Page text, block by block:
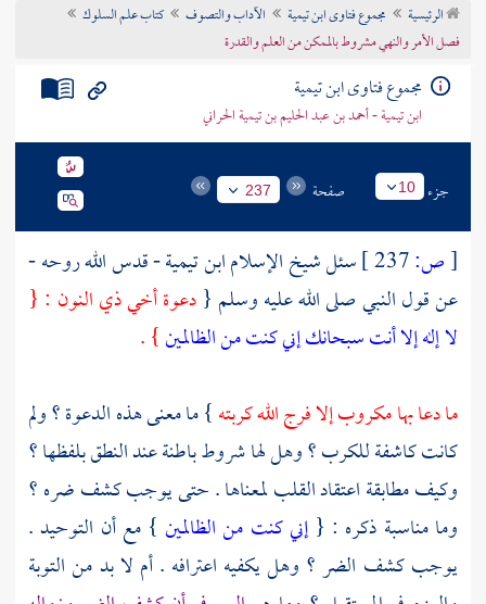
تراجم الأعلام
الرئيسية مجموع فتاوى ابن تيمية الآداب والتصوف
كتاب علم السلوك
فصل الأمر والنهي مشروط بالممكن من العلم والقدرة
مجموع فتاوى ابن تيمية
ابن تيمية - أحمد بن عبد الحليم بن تيمية الحراني
جزء 10 صفحة 237
[ص: سئل شيخ الإسلامابن تيمية- قدس الله روحه -
عن قول النبي صلى الله عليه وسلم {دعوة أخيذي النون : {
لا إله إلا أنت سبحانك إني كنت من الظالمين} .
ما دعا بها مكروب إلا فرج الله كربته} ما معنى هذه الدعوة ؟ ولم
كانت كاشفة للكرب ؟ وهل لها شروط باطنة عند النطق بلفظها ؟
وكيف مطابقة اعتقاد القلب لمعناها . حتى يوجب كشف ضره ؟
وما مناسبة ذكره : {إني كنت من الظالمين } مع أن التوحيد .
يوجب كشف الضر ؟ وهل يكفيه اعترافه . أم لا بد من التوبة